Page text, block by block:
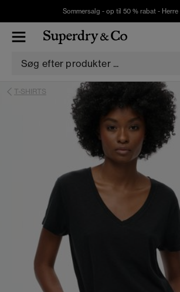
Sommersalg - op til 50 % rabat - Herre|
T-SHIRTS